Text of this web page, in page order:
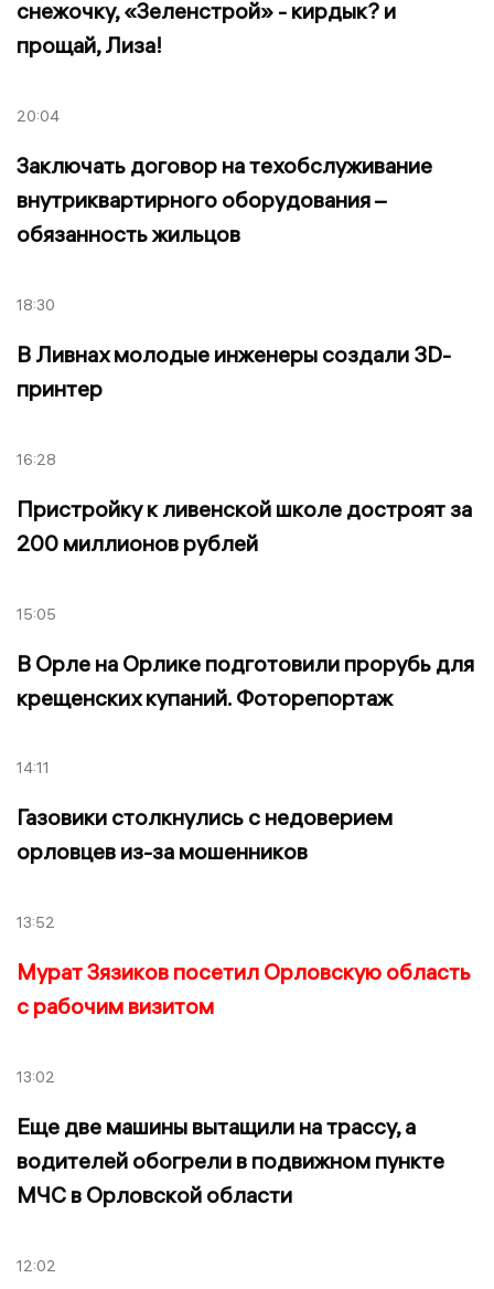
снежочку, «Зеленстрой» - кирдык? и
прощай, Лиза!
20:04
Заключать договор на техобслуживание
внутриквартирного оборудования –
обязанность жильцов
18:30
В Ливнах молодые инженеры создали 3D-
принтер
16:28
Пристройку к ливенской школе достроят за
200 миллионов рублей
15:05
В Орле на Орлике подготовили прорубь для
крещенских купаний. Фоторепортаж
14:11
Газовики столкнулись с недоверием
орловцев из-за мошенников
13:52
Мурат Зязиков посетил Орловскую область
с рабочим визитом
13:02
Еще две машины вытащили на трассу, а
водителей обогрели в подвижном пункте
МЧС в Орловской области
12:02